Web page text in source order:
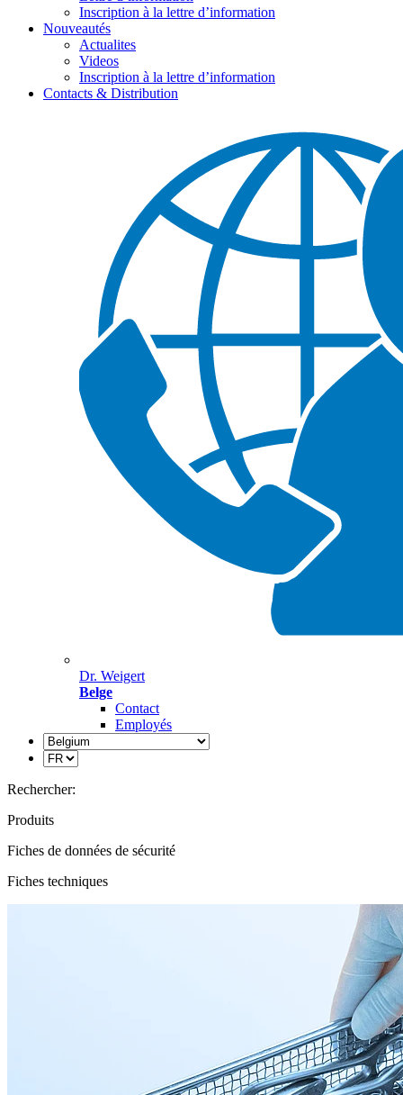
Inscription à la lettre d’information
Nouveautés
Actualites
Videos
Inscription à la lettre d’information
Contacts & Distribution
Dr. Weigert
Belge
Contact
Employés
Rechercher:
Produits
Fiches de données de sécurité
Fiches techniques